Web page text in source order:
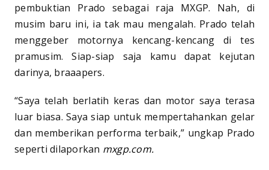
pembuktian Prado sebagai raja MXGP. Nah, di
musim baru ini, ia tak mau mengalah. Prado telah
menggeber motornya kencang-kencang di tes
pramusim. Siap-siap saja kamu dapat kejutan
darinya, braaapers.
“Saya telah berlatih keras dan motor saya terasa
luar biasa. Saya siap untuk mempertahankan gelar
dan memberikan performa terbaik,” ungkap Prado
seperti dilaporkan mxgp.com.